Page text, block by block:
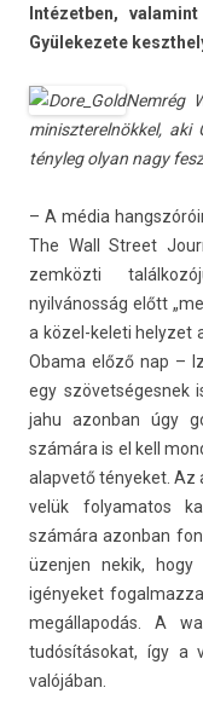
In­tézetb­en,
Gyülekezete
Nemrég
miniszterel­nökkel,
tényleg olyan nagy
– A média
The Wall Street
zemköz­ti
nyilvánosság előtt
a közel-keleti helyzet
Obama előző nap –
egy szövet­séges­nek
jahu azon­ban úgy
számára is el kell
al­ap­vető tényeket. Az
velük folyamatos
számára azon­ban
üzenj­en nekik, hogy
igényeket
megál­lapodás. A
tudósításokat, így a
valójában.